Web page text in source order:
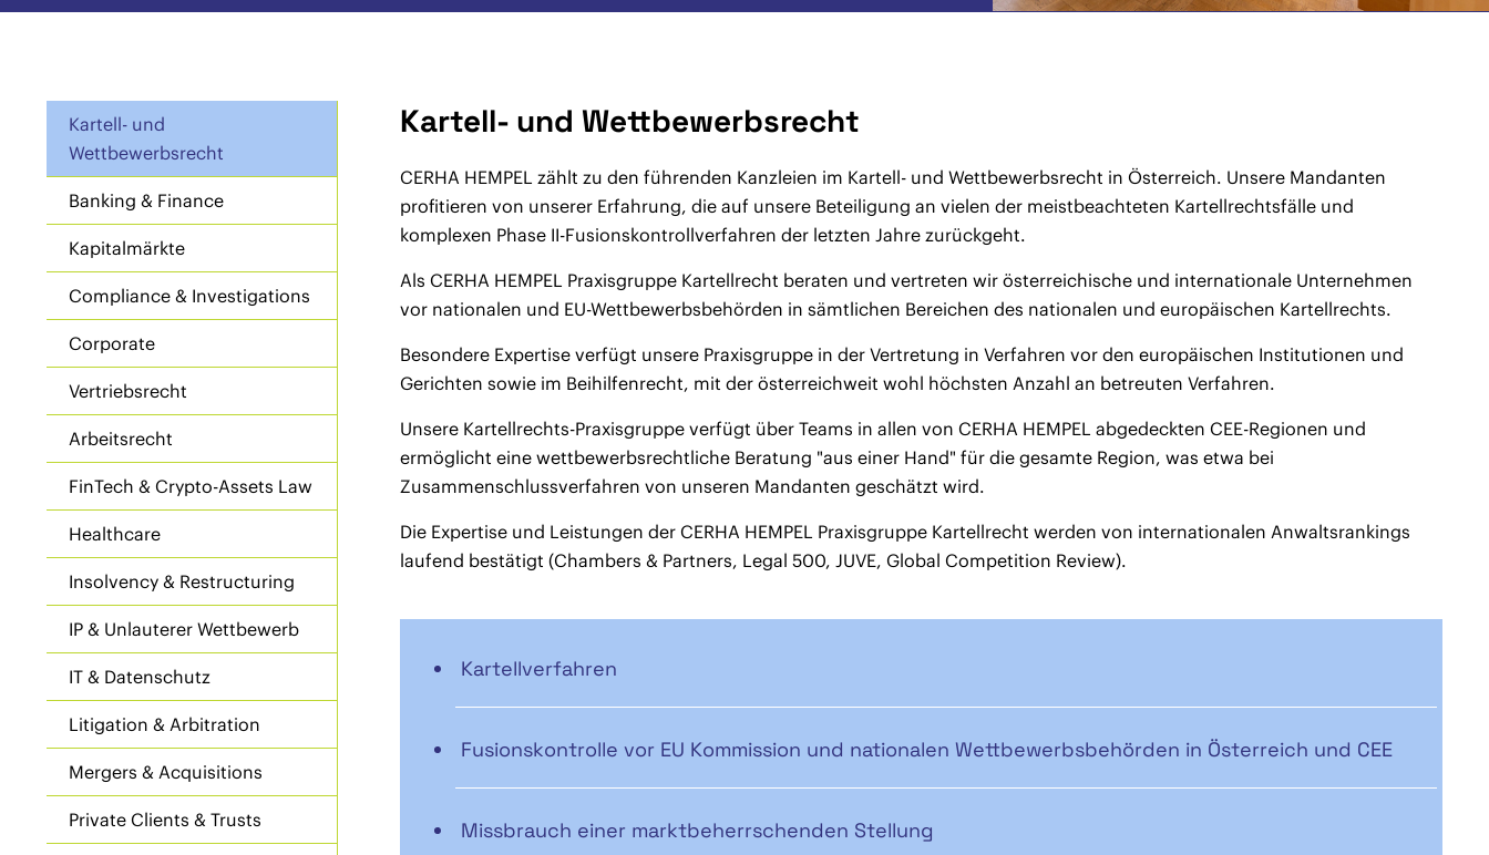
Kartell- und
Wettbewerbsrecht
Banking & Finance
Kapitalmärkte
Compliance & Investigations
Corporate
Vertriebsrecht
Arbeitsrecht
FinTech & Crypto-Assets Law
Healthcare
Insolvency & Restructuring
IP & Unlauterer Wettbewerb
IT & Datenschutz
Litigation & Arbitration
Mergers & Acquisitions
Private Clients & Trusts
Kartell- und Wettbewerbsrecht
CERHA HEMPEL zählt zu den führenden Kanzleien im Kartell- und Wettbewerbsrecht in Österreich. Unsere Mandanten
profitieren von unserer Erfahrung, die auf unsere Beteiligung an vielen der meistbeachteten Kartellrechtsfälle und
komplexen Phase II-Fusionskontrollverfahren der letzten Jahre zurückgeht.
Als CERHA HEMPEL Praxisgruppe Kartellrecht beraten und vertreten wir österreichische und internationale Unternehmen
vor nationalen und EU-Wettbewerbsbehörden in sämtlichen Bereichen des nationalen und europäischen Kartellrechts.
Besondere Expertise verfügt unsere Praxisgruppe in der Vertretung in Verfahren vor den europäischen Institutionen und
Gerichten sowie im Beihilfenrecht, mit der österreichweit wohl höchsten Anzahl an betreuten Verfahren.
Unsere Kartellrechts-Praxisgruppe verfügt über Teams in allen von CERHA HEMPEL abgedeckten CEE-Regionen und
ermöglicht eine wettbewerbsrechtliche Beratung "aus einer Hand" für die gesamte Region, was etwa bei
Zusammenschlussverfahren von unseren Mandanten geschätzt wird.
Die Expertise und Leistungen der CERHA HEMPEL Praxisgruppe Kartellrecht werden von internationalen Anwaltsrankings
laufend bestätigt (Chambers & Partners, Legal 500, JUVE, Global Competition Review).
Kartellverfahren
Fusionskontrolle vor EU Kommission und nationalen Wettbewerbsbehörden in Österreich und CEE
Missbrauch einer marktbeherrschenden Stellung